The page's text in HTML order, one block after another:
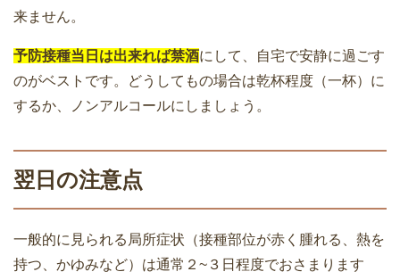
来ません。
予防接種当日は出来れば禁酒にして、自宅で安静に過ごす
のがベストです。どうしてもの場合は乾杯程度（一杯）に
するか、ノンアルコールにしましょう。
翌日の注意点
一般的に見られる局所症状（接種部位が赤く腫れる、熱を
持つ、かゆみなど）は通常２~３日程度でおさまります